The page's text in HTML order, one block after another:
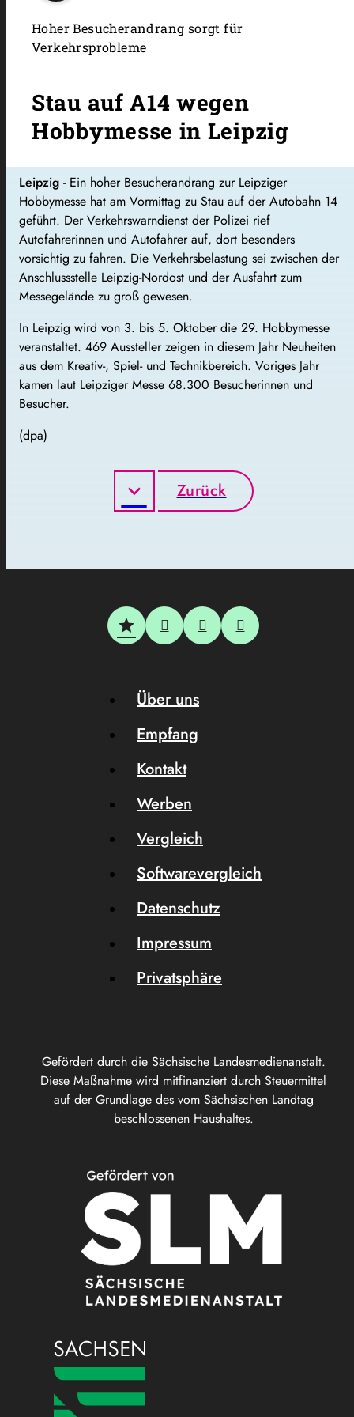
Hoher Besucherandrang sorgt für
Verkehrsprobleme
Stau auf A14 wegen
Hobbymesse in Leipzig
Leipzig - Ein hoher Besucherandrang zur Leipziger
Hobbymesse hat am Vormittag zu Stau auf der Autobahn 14
geführt. Der Verkehrswarndienst der Polizei rief
Autofahrerinnen und Autofahrer auf, dort besonders
vorsichtig zu fahren. Die Verkehrsbelastung sei zwischen der
Anschlussstelle Leipzig-Nordost und der Ausfahrt zum
Messegelände zu groß gewesen.
In Leipzig wird von 3. bis 5. Oktober die 29. Hobbymesse
veranstaltet. 469 Aussteller zeigen in diesem Jahr Neuheiten
aus dem Kreativ-, Spiel- und Technikbereich. Voriges Jahr
kamen laut Leipziger Messe 68.300 Besucherinnen und
Besucher.
(dpa)
Zurück
Gefördert durch die Sächsische Landesmedienanstalt.
Diese Maßnahme wird mitfinanziert durch Steuermittel
auf der Grundlage des vom Sächsischen Landtag
beschlossenen Haushaltes.
Über uns
Empfang
Kontakt
Werben
Vergleich
Softwarevergleich
Datenschutz
Impressum
Privatsphäre